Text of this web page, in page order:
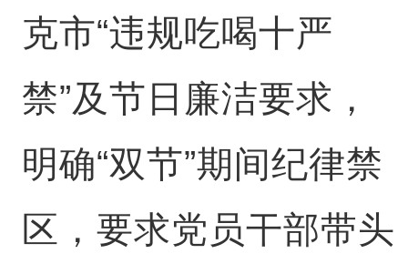
克市“违规吃喝十严
禁”及节日廉洁要求，
明确“双节”期间纪律禁
区，要求党员干部带头